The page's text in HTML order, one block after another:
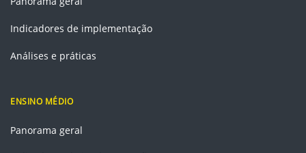
Indicadores de implementação
Análises e práticas
ENSINO MÉDIO
Panorama geral